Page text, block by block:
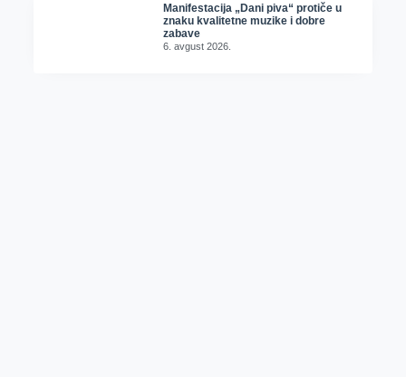
Manifestacija „Dani piva“ protiče u
znaku kvalitetne muzike i dobre
zabave
6. avgust 2026.